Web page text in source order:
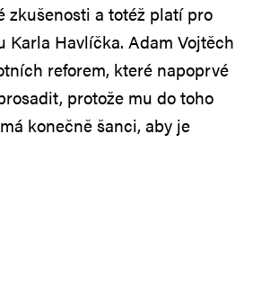
zkušenosti a totéž platí pro
Karla Havlíčka. Adam Vojtěch
reforem, které napoprvé
protože mu do toho
konečně šanci, aby je